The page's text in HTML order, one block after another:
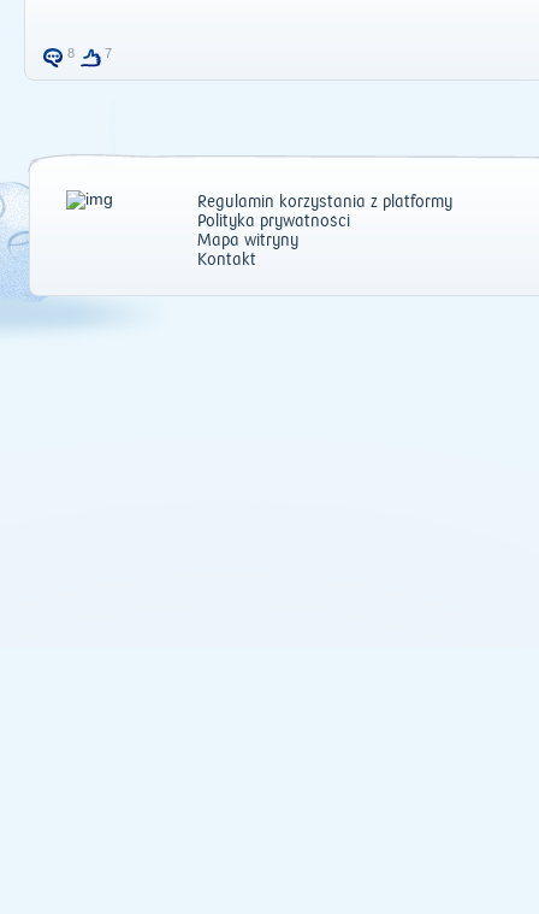
8 7
Regulamin korzystania z platformy
Polityka prywatności
Mapa witryny
Kontakt